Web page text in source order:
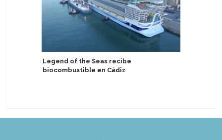
Legend of the Seas recibe
biocombustible en Cádiz